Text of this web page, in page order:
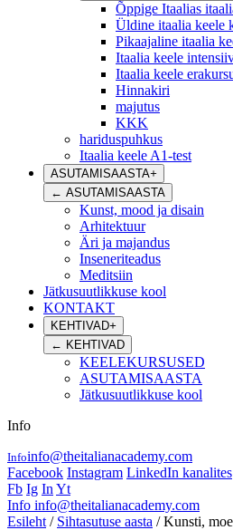
Õppige Itaalias
Üldine itaalia keele
Pikaajaline itaalia
Itaalia keele
Itaalia keele
Hinnakiri
majutus
KKK
hariduspuhkus
Itaalia keele A1-test
ASUTAMISAASTA+
← ASUTAMISAASTA
Kunst, mood ja disain
Arhitektuur
Äri ja majandus
Inseneriteadus
Meditsiin
Jätkusuutlikkuse kool
KONTAKT
KEHTIVAD+
← KEHTIVAD
KEELEKURSUSED
ASUTAMISAASTA
Jätkusuutlikkuse kool
Info
Infoinfo@theitalianacademy.com
Facebook Instagram LinkedIn kanalites
Fb Ig In Yt
Info info@theitalianacademy.com
Esileht / Sihtasutuse aasta / Kunsti,